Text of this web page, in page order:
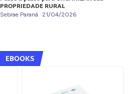
PROPRIEDADE RURAL
Sebrae Paraná 21/04/2026
EBOOKS